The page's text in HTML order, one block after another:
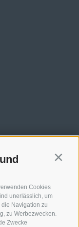
Cookies
unerlässlich, um
Navigation zu
zu Werbezwecken.
Zwecke